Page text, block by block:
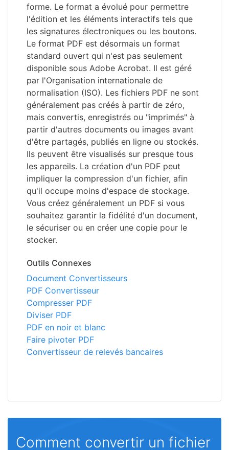
forme. Le format a évolué pour permettre
l'édition et les éléments interactifs tels que
les signatures électroniques ou les boutons.
Le format PDF est désormais un format
standard ouvert qui n'est pas seulement
disponible sous Adobe Acrobat. Il est géré
par l'Organisation internationale de
normalisation (ISO). Les fichiers PDF ne sont
généralement pas créés à partir de zéro,
mais convertis, enregistrés ou "imprimés" à
partir d'autres documents ou images avant
d'être partagés, publiés en ligne ou stockés.
Ils peuvent être visualisés sur presque tous
les appareils. La création d'un PDF peut
impliquer la compression d'un fichier, afin
qu'il occupe moins d'espace de stockage.
Vous créez généralement un PDF si vous
souhaitez garantir la fidélité d'un document,
le sécuriser ou en créer une copie pour le
stocker.
Outils Connexes
Document Convertisseurs
PDF Convertisseur
Compresser PDF
Diviser PDF
PDF en noir et blanc
Faire pivoter PDF
Convertisseur de relevés bancaires
Comment convertir un fichier